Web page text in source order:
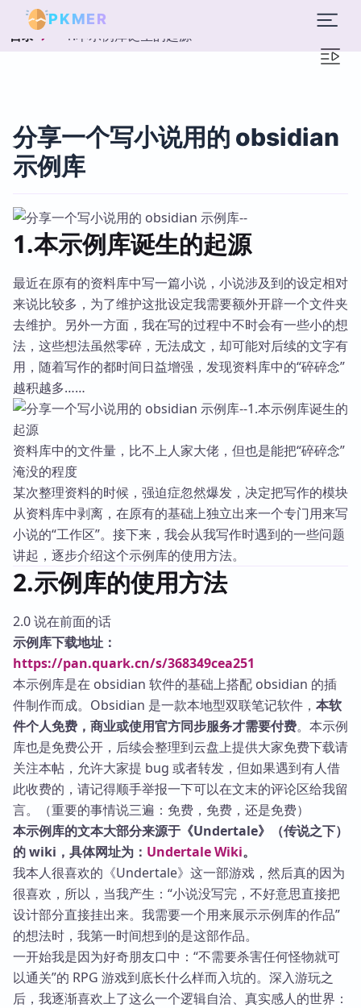
PKMER
目录 1.本示例库诞生的起源
分享一个写小说用的 obsidian
示例库
1.本示例库诞生的起源
最近在原有的资料库中写一篇小说，小说涉及到的设定相对
来说比较多，为了维护这批设定我需要额外开辟一个文件夹
去维护。另外一方面，我在写的过程中不时会有一些小的想
法，这些想法虽然零碎，无法成文，却可能对后续的文字有
用，随着写作的都时间日益增强，发现资料库中的“碎碎念”
越积越多……
资料库中的文件量，比不上人家大佬，但也是能把“碎碎念”
淹没的程度
某次整理资料的时候，强迫症忽然爆发，决定把写作的模块
从资料库中剥离，在原有的基础上独立出来一个专门用来写
小说的“工作区”。接下来，我会从我写作时遇到的一些问题
讲起，逐步介绍这个示例库的使用方法。
2.示例库的使用方法
2.0 说在前面的话
示例库下载地址：
https://pan.quark.cn/s/368349cea251
本示例库是在 obsidian 软件的基础上搭配 obsidian 的插
件制作而成。Obsidian 是一款本地型双联笔记软件， 本软
件个人免费，商业或使用官方同步服务才需要付费。本示例
库也是免费公开，后续会整理到云盘上提供大家免费下载请
关注本帖，允许大家提 bug 或者转发，但如果遇到有人借
此收费的，请记得顺手举报一下可以在文末的评论区给我留
言。（重要的事情说三遍：免费，免费，还是免费）
本示例库的文本大部分来源于《Undertale》（传说之下）
的 wiki，具体网址为： Undertale Wiki。
我本人很喜欢的《Undertale》这一部游戏，然后真的因为
很喜欢，所以，当我产生：“小说没写完，不好意思直接把
设计部分直接挂出来。我需要一个用来展示示例库的作品”
的想法时，我第一时间想到的是这部作品。
一开始我是因为好奇朋友口中：“不需要杀害任何怪物就可
以通关”的 RPG 游戏到底长什么样而入坑的。深入游玩之
后，我逐渐喜欢上了这么一个逻辑自洽、真实感人的世界：